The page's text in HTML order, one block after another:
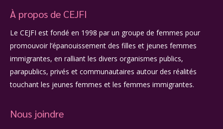
À propos de CEJFI
Le CEJFI est fondé en 1998 par un groupe de femmes pour
promouvoir l’épanouissement des filles et jeunes femmes
immigrantes, en ralliant les divers organismes publics,
parapublics, privés et communautaires autour des réalités
touchant les jeunes femmes et les femmes immigrantes.
Nous joindre